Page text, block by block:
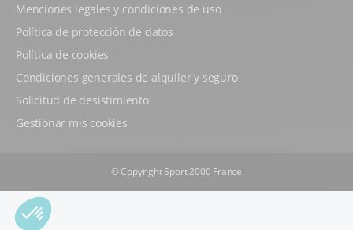
Menciones legales y condiciones de uso
Política de protección de datos
Política de cookies
Condiciones generales de alquiler y seguro
Solicitud de desistimiento
Gestionar mis cookies
© Copyright Sport 2000 France